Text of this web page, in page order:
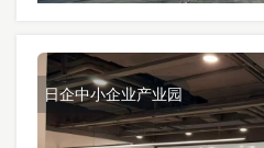
日企中小企业产业园